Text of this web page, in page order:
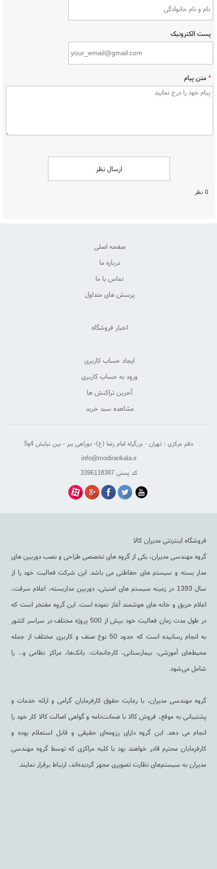
پست الکترونیک
*متن پیام
ارسال نظر
0 نظر
صفحه اصلی
درباره ما
تماس با ما
پرسش های متداول
اخبار فروشگاه
ایجاد حساب کاربری
ورود به حساب کاربری
آخرین تراکنش ها
مشاهده سبد خرید
دفتر مرکزی : تهران - بزرگراه امام رضا (ع)- دوراهی یبر - بین نیایش 4و5
info@modirankala.ir
کد پستی 3396118387
فروشگاه اینترنتی مدیران کالا
گروه مهندسی مدیران، یکی از گروه های تخصصی طراحی و نصب دوربین های
مدار بسته و سیستم های حفاظتی می باشد. این شرکت فعالیت خود را از
سال 1393 در زمینه سیستم های امنیتی، دوربین مداربسته، اعلام سرقت،
اعلام حریق و خانه های هوشمند آغاز نموده است. این گروه مفتخر است که
در طول مدت زمان فعالیت خود بیش از 500 پروژه مختلف در سراسر کشور
به انجام رسانیده است که حدود 50 نوع صنف و کاربری مختلف از جمله
محیط‌های آموزشی، بیمارستانی، کارخانجات، بانک‌ها، مراکز نظامی و... را
شامل می‌شود.
گروه مهندسی مدیران، با رعایت حقوق کارفرمایان گرامی و ارائه خدمات و
پشتیبانی به ‌موقع، فروش کالا با ضمانت‌نامه و گواهی اصالت کالا کار خود را
انجام می دهد. این گروه دارای رزومه‌ای حقیقی و قابل استعلام بوده و
کارفرمایان محترم قادر خواهند بود با کلیه مراکزی که توسط گروه مهندسی
مدیران به سیستم‌های نظارت تصویری مجهز گردیده‌اند، ارتباط برقرار نمایند.